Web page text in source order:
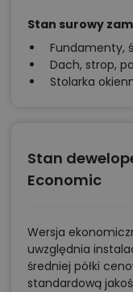
Stan surowy
Fundamenty,
Dach, strop,
Stolarka
Stan
Economic
Wersja
uwzględnia
średniej półki
standardową